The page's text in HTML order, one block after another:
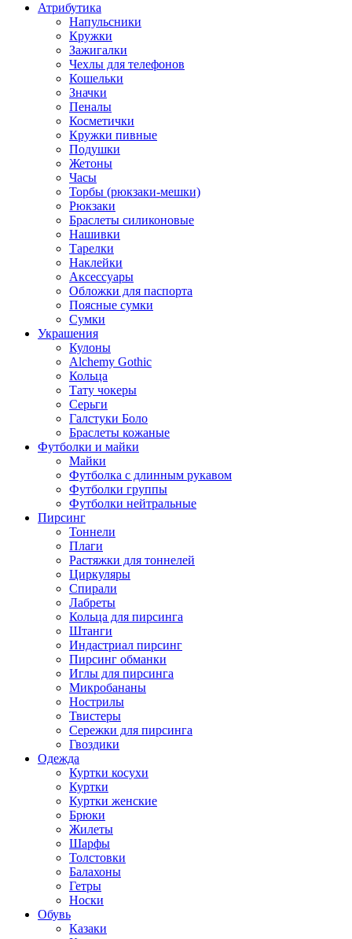
Атрибутика
Напульсники
Кружки
Зажигалки
Чехлы для телефонов
Кошельки
Значки
Пеналы
Косметички
Кружки пивные
Подушки
Жетоны
Часы
Торбы (рюкзаки-мешки)
Рюкзаки
Браслеты силиконовые
Нашивки
Тарелки
Наклейки
Аксессуары
Обложки для паспорта
Поясные сумки
Сумки
Украшения
Кулоны
Alchemy Gothic
Кольца
Тату чокеры
Серьги
Галстуки Боло
Браслеты кожаные
Футболки и майки
Майки
Футболка с длинным рукавом
Футболки группы
Футболки нейтральные
Пирсинг
Тоннели
Плаги
Растяжки для тоннелей
Циркуляры
Спирали
Лабреты
Кольца для пирсинга
Штанги
Индастриал пирсинг
Пирсинг обманки
Иглы для пирсинга
Микробананы
Нострилы
Твистеры
Сережки для пирсинга
Гвоздики
Одежда
Куртки косухи
Куртки
Куртки женские
Брюки
Жилеты
Шарфы
Толстовки
Балахоны
Гетры
Носки
Обувь
Казаки